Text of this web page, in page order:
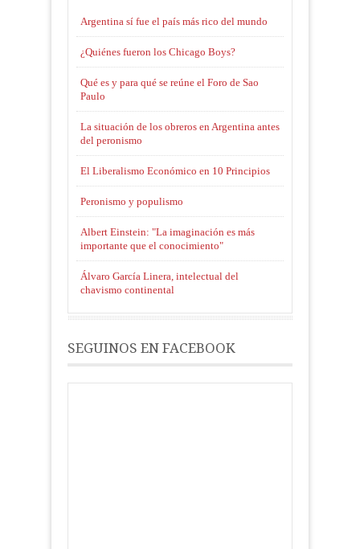
Argentina sí fue el país más rico del mundo
¿Quiénes fueron los Chicago Boys?
Qué es y para qué se reúne el Foro de Sao
Paulo
La situación de los obreros en Argentina antes
del peronismo
El Liberalismo Económico en 10 Principios
Peronismo y populismo
Albert Einstein: "La imaginación es más
importante que el conocimiento"
Álvaro García Linera, intelectual del
chavismo continental
SEGUINOS EN FACEBOOK